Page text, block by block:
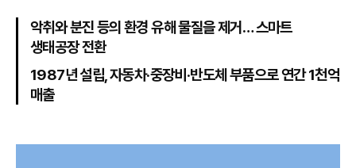
악취와 분진 등의 환경 유해 물질을 제거… 스마트
생태공장 전환
1987년 설립, 자동차‧중장비‧반도체 부품으로 연간 1천억
매출